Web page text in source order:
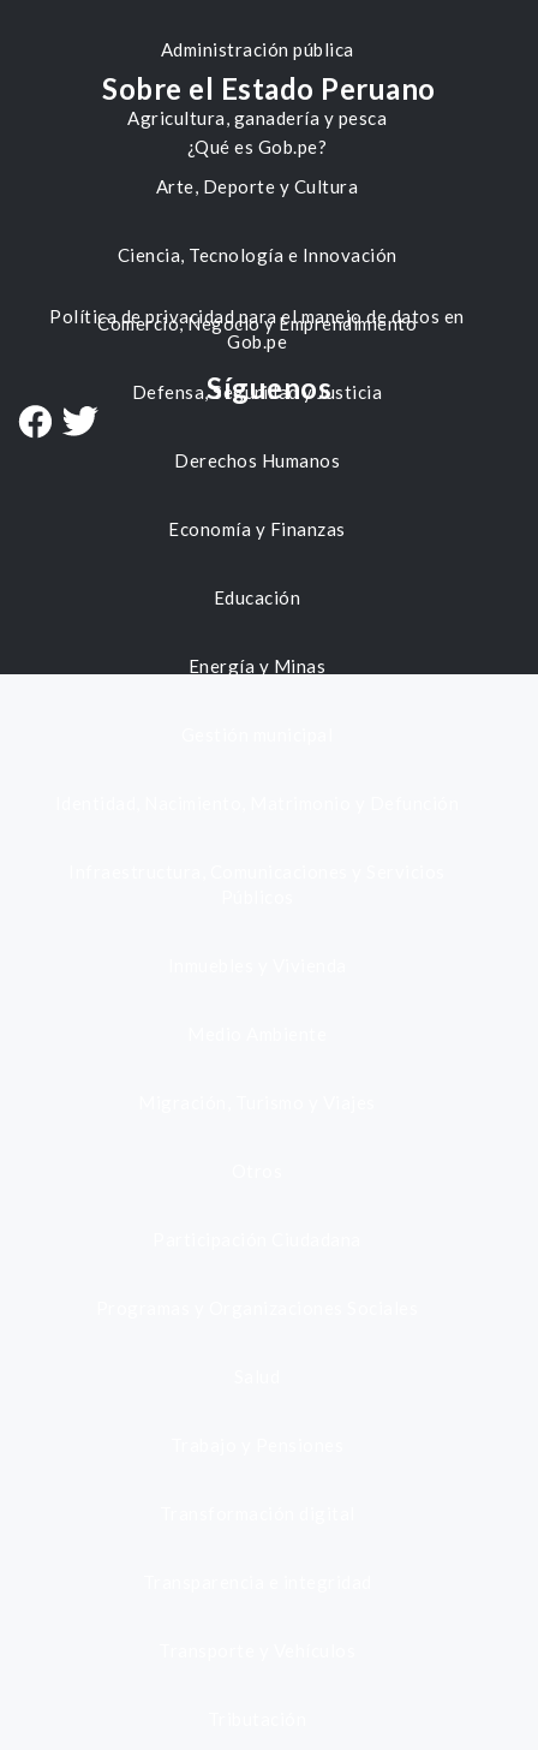
Administración pública
Agricultura, ganadería y pesca
Arte, Deporte y Cultura
Ciencia, Tecnología e Innovación
Comercio, Negocio y Emprendimiento
Defensa, Seguridad y Justicia
Derechos Humanos
Economía y Finanzas
Educación
Energía y Minas
Sobre el Estado Peruano
¿Qué es Gob.pe?
Política de privacidad para el manejo de datos en
Gob.pe
Síguenos